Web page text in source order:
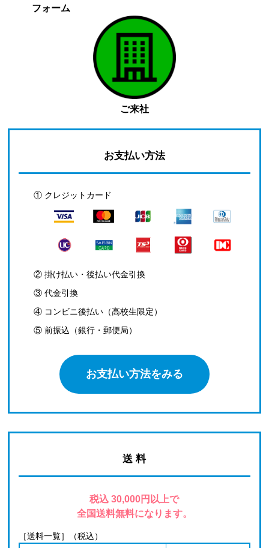
フォーム
ご来社
お支払い方法
① クレジットカード
② 掛け払い・後払い代金引換
③ 代金引換
④ コンビニ後払い（高校生限定）
⑤ 前振込（銀行・郵便局）
お支払い方法をみる
送 料
税込 30,000円以上で
全国送料無料になります。
［送料一覧］（税込）